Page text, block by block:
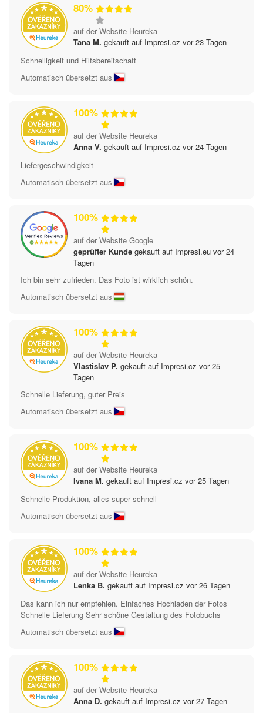
80%
auf der Website Heureka
Tana M. gekauft auf Impresi.cz vor 23 Tagen
Schnelligkeit und Hilfsbereitschaft
Automatisch übersetzt aus
100%
auf der Website Heureka
Anna V. gekauft auf Impresi.cz vor 24 Tagen
Liefergeschwindigkeit
Automatisch übersetzt aus
100%
auf der Website Google
geprüfter Kunde gekauft auf Impresi.eu vor 24
Tagen
Ich bin sehr zufrieden. Das Foto ist wirklich schön.
Automatisch übersetzt aus
100%
auf der Website Heureka
Vlastislav P. gekauft auf Impresi.cz vor 25
Tagen
Schnelle Lieferung, guter Preis
Automatisch übersetzt aus
100%
auf der Website Heureka
Ivana M. gekauft auf Impresi.cz vor 25 Tagen
Schnelle Produktion, alles super schnell
Automatisch übersetzt aus
100%
auf der Website Heureka
Lenka B. gekauft auf Impresi.cz vor 26 Tagen
Das kann ich nur empfehlen. Einfaches Hochladen der Fotos
Schnelle Lieferung Sehr schöne Gestaltung des Fotobuchs
Automatisch übersetzt aus
100%
auf der Website Heureka
Anna D. gekauft auf Impresi.cz vor 27 Tagen